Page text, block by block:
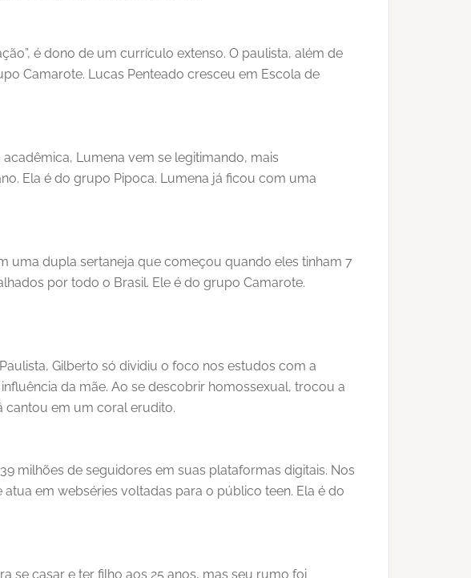
é dono de um currículo extenso. O paulista, além de
Camarote. Lucas Penteado cresceu em Escola de
Lumena vem se legitimando, mais
Ela é do grupo Pipoca. Lumena já ficou com uma
uma dupla sertaneja que começou quando eles tinham 7
por todo o Brasil. Ele é do grupo Camarote.
Gilberto só dividiu o foco nos estudos com a
da mãe. Ao se descobrir homossexual, trocou a
cantou em um coral erudito.
milhões de seguidores em suas plataformas digitais. Nos
em webséries voltadas para o público teen. Ela é do
se casar e ter filho aos 25 anos, mas seu rumo foi